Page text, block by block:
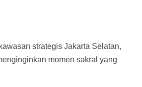
strategis Jakarta Selatan,
momen sakral yang